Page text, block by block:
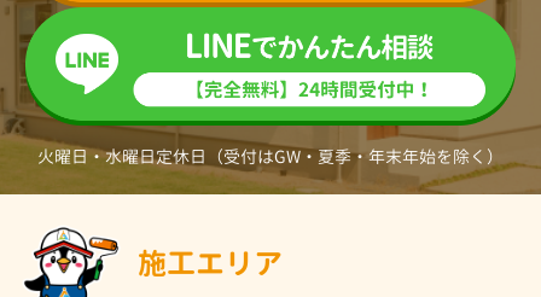
火曜日・水曜日定休日（受付はGW・夏季・年末年始を除く）
施工エリア